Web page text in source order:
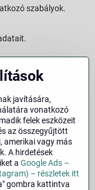
szabályok.
javítására,
vonatkozó
felek eszközeit
az összegyűjtött
amerikai vagy más
A hirdetések
a Google Ads –
– részletek itt
gombra kattintva